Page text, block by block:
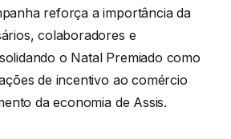
reforça a importância da
colaboradores e
o Natal Premiado como
de incentivo ao comércio
da economia de Assis.